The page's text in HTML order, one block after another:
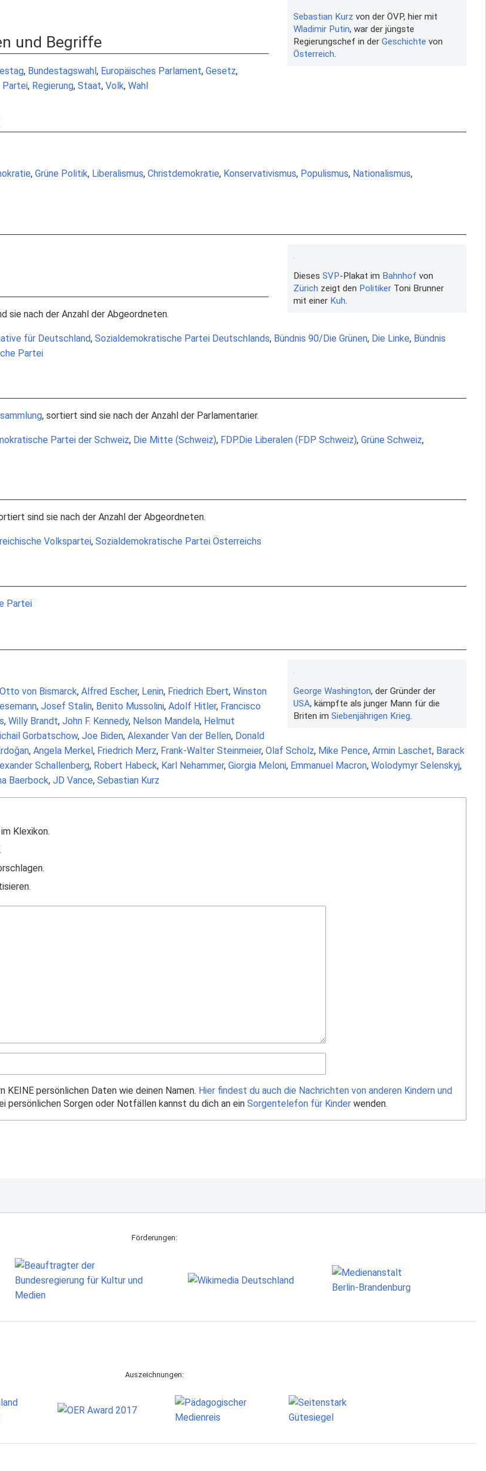
Sebastian Kurz von der ÖVP, hier mit
Wladimir Putin, war der jüngste
Regierungschef in der Geschichte von
Österreich
und Begriffe
, Bundestagswahl, Europäisches Parlament, Gesetz,
Partei, Regierung, Staat, Volk, Wahl
, Grüne Politik, Liberalismus, Christdemokratie, Konservativismus, Populismus, Nationalismus,
Dieses SVP-Plakat im Bahnhof von
Zürich zeigt den PolitikerToni Brunner
mit einer Kuh
sie nach der Anzahl der Abgeordneten.
für Deutschland, Sozialdemokratische Partei Deutschlands, Bündnis 90/Die Grünen, Die Linke, Bündnis
Partei
, sortiert sind sie nach der Anzahl der Parlamentarier.
Partei der Schweiz, Die Mitte (Schweiz), FDP.Die Liberalen (FDP Schweiz), Grüne Schweiz,
sind sie nach der Anzahl der Abgeordneten.
Volkspartei, Sozialdemokratische Partei Österreichs
Partei
George Washington, der Gründer der
USA, kämpfte als junger Mann für die
Briten im Siebenjährigen Krieg
Otto von Bismarck, Alfred Escher, Lenin, Friedrich Ebert, Winston
, Josef Stalin, Benito Mussolini, Adolf Hitler, Francisco
, Willy Brandt, John F. Kennedy, Nelson Mandela, Helmut
Gorbatschow, Joe Biden, Alexander Van der Bellen, Donald
, Angela Merkel, Friedrich Merz, Frank-Walter Steinmeier, Olaf Scholz, Mike Pence, Armin Laschet, Barack
Schallenberg, Robert Habeck, Karl Nehammer, Giorgia Meloni, Emmanuel Macron, Wolodymyr Selenskyj,
Baerbock, JD Vance, Sebastian Kurz
Klexikon.
KEINE persönlichen Daten wie deinen Namen. Hier findest du auch die Nachrichten von anderen Kindern und
persönlichen Sorgen oder Notfällen kannst du dich an ein Sorgentelefon für Kinder wenden.
Förderungen:
Auszeichnungen: